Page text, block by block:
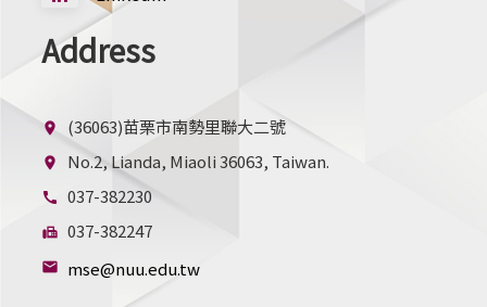
Address
location_on (36063)苗栗市南勢里聯大二號
location_on No.2, Lianda, Miaoli 36063, Taiwan.
call 037-382230
fax 037-382247
mail mse@nuu.edu.tw